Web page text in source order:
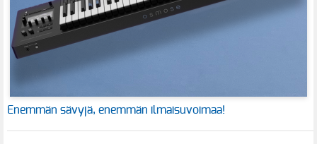
Enemmän sävyjä, enemmän ilmaisuvoimaa!